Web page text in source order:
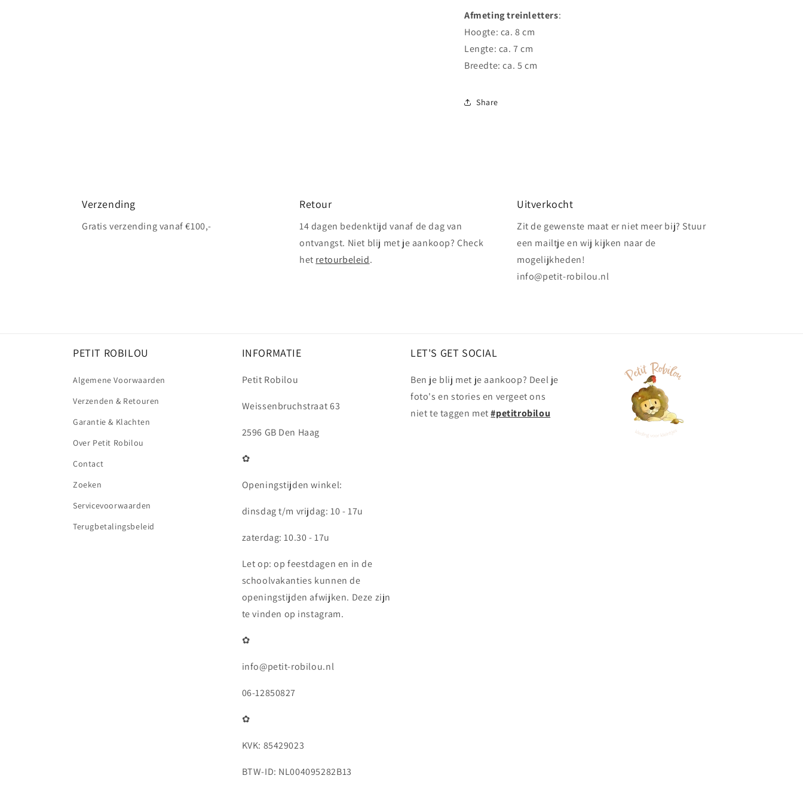
Afmeting treinletters:
Hoogte: ca. 8 cm
Lengte: ca. 7 cm
Breedte: ca. 5 cm
Share
Verzending
Gratis verzending vanaf €100,-
Retour
14 dagen bedenktijd vanaf de dag van
ontvangst. Niet blij met je aankoop? Check
het retourbeleid.
Uitverkocht
Zit de gewenste maat er niet meer bij? Stuur
een mailtje en wij kijken naar de
mogelijkheden!
info@petit-robilou.nl
PETIT ROBILOU
Algemene Voorwaarden
Verzenden & Retouren
Garantie & Klachten
Over Petit Robilou
Contact
Zoeken
Servicevoorwaarden
Terugbetalingsbeleid
INFORMATIE
Petit Robilou
Weissenbruchstraat 63
2596 GB Den Haag
✿
Openingstijden winkel:
dinsdag t/m vrijdag: 10 - 17u
zaterdag: 10.30 - 17u
Let op: op feestdagen en in de
schoolvakanties kunnen de
openingstijden afwijken. Deze zijn
te vinden op instagram.
✿
info@petit-robilou.nl
06-12850827
✿
KVK: 85429023
BTW-ID: NL004095282B13
LET'S GET SOCIAL
Ben je blij met je aankoop? Deel je
foto's en stories en vergeet ons
niet te taggen met#petitrobilou